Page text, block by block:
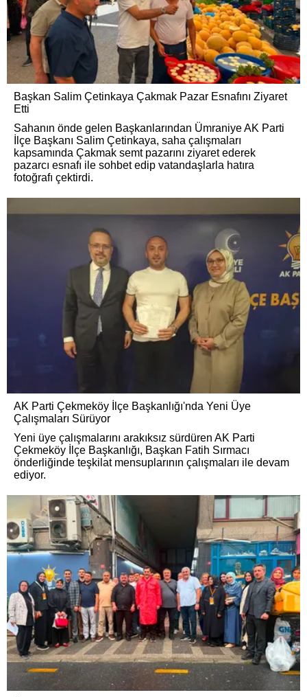
Başkan Salim Çetinkaya Çakmak Pazar Esnafını Ziyaret
Etti
Sahanın önde gelen Başkanlarından Ümraniye AK Parti
İlçe Başkanı Salim Çetinkaya, saha çalışmaları
kapsamında Çakmak semt pazarını ziyaret ederek
pazarcı esnafı ile sohbet edip vatandaşlarla hatıra
fotoğrafı çektirdi.
AK Parti Çekmeköy İlçe Başkanlığı'nda Yeni Üye
Çalışmaları Sürüyor
Yeni üye çalışmalarını arakıksız sürdüren AK Parti
Çekmeköy İlçe Başkanlığı, Başkan Fatih Sırmacı
önderliğinde teşkilat mensuplarının çalışmaları ile devam
ediyor.